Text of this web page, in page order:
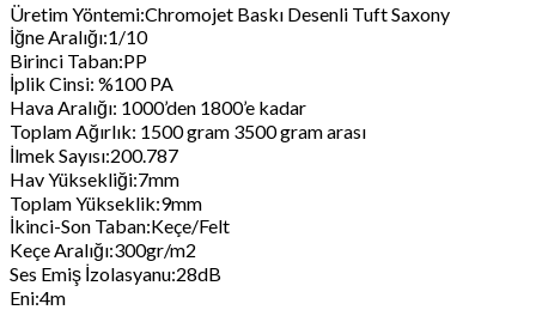
Üretim Yöntemi:Chromojet Baskı Desenli Tuft Saxony
İğne Aralığı:1/10
Birinci Taban:PP
İplik Cinsi: %100 PA
Hava Aralığı: 1000’den 1800’e kadar
Toplam Ağırlık: 1500 gram 3500 gram arası
İlmek Sayısı:200.787
Hav Yüksekliği:7mm
Toplam Yükseklik:9mm
İkinci-Son Taban:Keçe/Felt
Keçe Aralığı:300gr/m2
Ses Emiş İzolasyanu:28dB
Eni:4m